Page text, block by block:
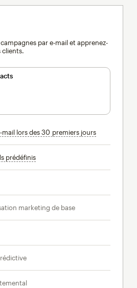
par e-mail et apprenez-
clients.
mail lors des 30 premiers joursinfobulle
prédéfinisinfobulle
marketing de base